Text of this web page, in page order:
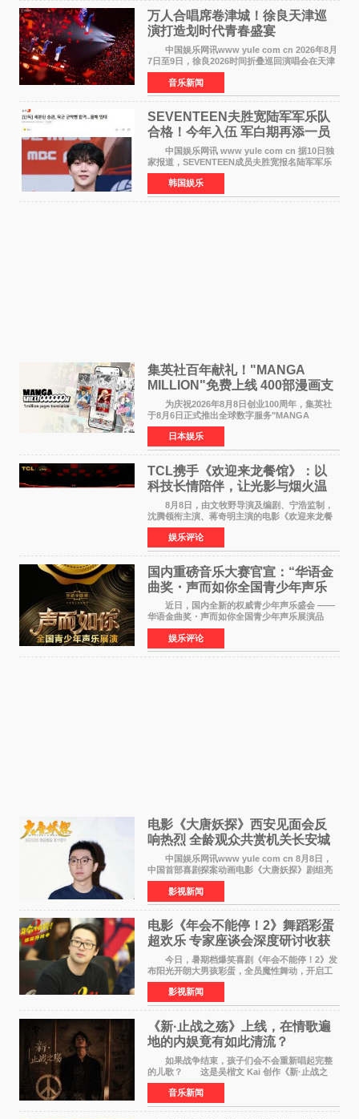
万人合唱席卷津城！徐良天津巡
演打造划时代青春盛宴
中国娱乐网讯www yule com cn 2026年8月
7日至9日，徐良2026时间折叠巡回演唱会在天津
连续举办三场演出。整场演出凭借扎实的音乐内
容、有温度的舞台叙事与充满巧思的现场设计，
为天津本地及专
音乐新闻
SEVENTEEN夫胜宽陆军军乐队
合格！今年入伍 军白期再添一员
中国娱乐网讯 www yule com cn 据10日独
家报道，SEVENTEEN成员夫胜宽报名陆军军乐
队并合格，预计将于今年入伍，成为组合中又一
位履行国防义务的成员。 目前SEVENTEEN
正全面进入军白期—
韩国娱乐
集英社百年献礼！"MANGA
MILLION"免费上线 400部漫画支
援逾百种语言
为庆祝2026年8月8日创业100周年，集英社
于8月6日正式推出全球数字服务"MANGA
MILLION"，无需注册即可免费阅读近400部漫画
作品，总量达100万页，翻译成100多种语言面向
全球读者开放。该服务预
日本娱乐
TCL携手《欢迎来龙餐馆》：以
科技长情陪伴，让光影与烟火温
暖生活
8月8日，由文牧野导演及编剧、宁浩监制，
沈腾领衔主演、蒋奇明主演的电影《欢迎来龙餐
馆》在上海超前点映，主创团队携影片亮相与观
众提前见面。TCL作为本片独家合作伙伴，在路
演现场设置品牌互
娱乐评论
国内重磅音乐大赛官宣：“华语金
曲奖・声而如你全国青少年声乐
展演” 正式启幕，阿沁出任明星总
评审
近日，国内全新的权威青少年声乐盛会 ——
华语金曲奖・声而如你全国青少年声乐展演品
牌，在湖南长沙隆重举行官宣，国内又一高规格
青少年声乐赛事全面启航。 本赛事由寰宇声
扬联合华语金曲
娱乐评论
电影《大唐妖探》西安见面会反
响热烈 全龄观众共赏机关长安城
中国娱乐网讯www yule com cn 8月8日，
中国首部喜剧探案动画电影《大唐妖探》剧组亮
相西安，举办线下见面会活动。导演程腾、联合
导演黄珉、总制片人曹紫建、制片人李莹莹、领
衔声音出演雷淞然
影视新闻
电影《年会不能停！2》舞蹈彩蛋
超欢乐 专家座谈会深度研讨收获
满满
今日，暑期档爆笑喜剧《年会不能停！2》发
布阳光开朗大男孩彩蛋，全员魔性舞动，开启工
位狂欢模式。影片于昨日同步举办专家座谈会，
导演董润年、总制片人应萝佳出席现场，与一众
业内、学界专家
影视新闻
《新·止战之殇》上线，在情歌遍
地的内娱竟有如此清流？
如果战争结束，孩子们会不会重新唱起完整
的儿歌？ 这是吴楷文 Kai 创作《新·止战之
殇》时最初的想法。 从伊朗相关冲突引发的
地区局势，到世界各地仍在发生的动荡与不安，
战争从来不只
音乐新闻